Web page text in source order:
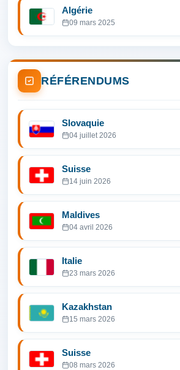
Algérie
09 mars 2025
RÉFÉRENDUMS
Slovaquie
04 juillet 2026
Suisse
14 juin 2026
Maldives
04 avril 2026
Italie
23 mars 2026
Kazakhstan
15 mars 2026
Suisse
08 mars 2026